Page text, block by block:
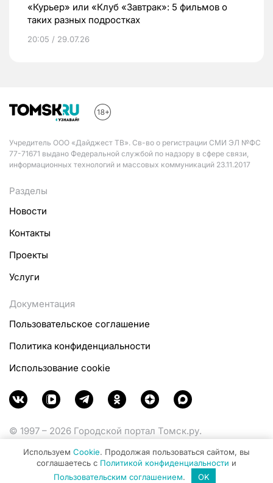
«Курьер» или «Клуб «Завтрак»: 5 фильмов о
таких разных подростках
20:05 / 29.07.26
Учредитель ООО «Дайджест ТВ». Св-во о регистрации СМИ ЭЛ №ФС
77-71671 выдано Федеральной службой по надзору в сфере связи,
информационных технологий и массовых коммуникаций 23.11.2017
Разделы
Новости
Контакты
Проекты
Услуги
Документация
Пользовательское соглашение
Политика конфиденциальности
Использование cookie
© 1997 – 2026 Городской портал Томск.ру.
Министерства цифрового развития, связи и массовых
коммуникаций Российской Федерации.
Используем Cookie. Продолжая пользоваться сайтом, вы
соглашаетесь с Политикой конфиденциальности и
Пользовательским соглашением. OK